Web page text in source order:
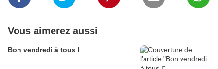
Vous aimerez aussi
Bon vendredi à tous !